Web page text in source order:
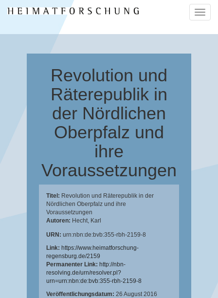
ein-/
Revolution und
Räterepublik in
der Nördlichen
Oberpfalz und
ihre
Voraussetzungen
Titel: Revolution und Räterepublik in der
Nördlichen Oberpfalz und ihre
Voraussetzungen
Autoren: Hecht, Karl
URN: urn:nbn:de:bvb:355-rbh-2159-8
Link: https://www.heimatforschung-
regensburg.de/2159
Permanenter Link: http://nbn-
resolving.de/urn/resolver.pl?
urn=urn:nbn:de:bvb:355-rbh-2159-8
Veröffentlichungsdatum: 26 August 2016